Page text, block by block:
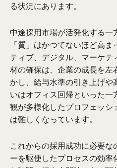
る状況にあります。
中途採用市場が活発化する一
「質」はかつてないほど高
ティブ、デジタル、マーケテ
材の確保は、企業の成長を左
かし、給与水準の引き上げや
いはオフィス回帰といった
観が多様化したプロフェッシ
は難しくなっています。
これからの採用成功に必要
ーを駆使したプロセスの効